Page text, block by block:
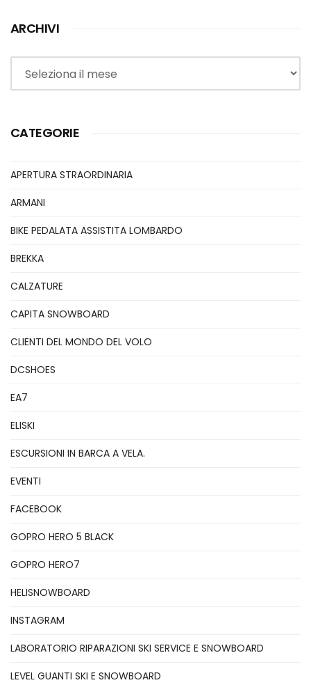
ARCHIVI
Archivi
CATEGORIE
APERTURA STRAORDINARIA
ARMANI
BIKE PEDALATA ASSISTITA LOMBARDO
BREKKA
CALZATURE
CAPITA SNOWBOARD
CLIENTI DEL MONDO DEL VOLO
DCSHOES
EA7
ELISKI
ESCURSIONI IN BARCA A VELA.
EVENTI
FACEBOOK
GOPRO HERO 5 BLACK
GOPRO HERO7
HELISNOWBOARD
INSTAGRAM
LABORATORIO RIPARAZIONI SKI SERVICE E SNOWBOARD
LEVEL GUANTI SKI E SNOWBOARD